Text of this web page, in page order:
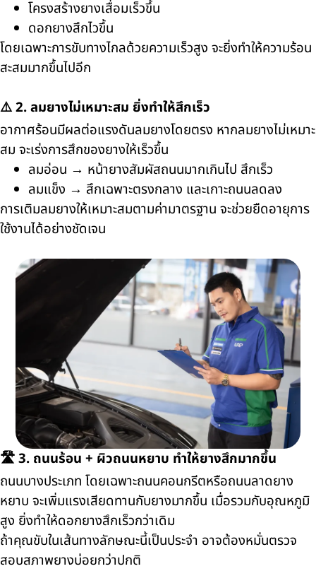
โครงสร้างยางเสื่อมเร็วขึ้น
ดอกยางสึกไวขึ้น
โดยเฉพาะการขับทางไกลด้วยความเร็วสูง จะยิ่งทำให้ความร้อน
สะสมมากขึ้นไปอีก
⚠️ 2. ลมยางไม่เหมาะสม ยิ่งทำให้สึกเร็ว
อากาศร้อนมีผลต่อแรงดันลมยางโดยตรง หากลมยางไม่เหมาะ
สม จะเร่งการสึกของยางให้เร็วขึ้น
ลมอ่อน → หน้ายางสัมผัสถนนมากเกินไป สึกเร็ว
ลมแข็ง → สึกเฉพาะตรงกลาง และเกาะถนนลดลง
การเติมลมยางให้เหมาะสมตามค่ามาตรฐาน จะช่วยยืดอายุการ
ใช้งานได้อย่างชัดเจน
🛣️ 3. ถนนร้อน + ผิวถนนหยาบ ทำให้ยางสึกมากขึ้น
ถนนบางประเภท โดยเฉพาะถนนคอนกรีตหรือถนนลาดยาง
หยาบ จะเพิ่มแรงเสียดทานกับยางมากขึ้น เมื่อรวมกับอุณหภูมิ
สูง ยิ่งทำให้ดอกยางสึกเร็วกว่าเดิม
ถ้าคุณขับในเส้นทางลักษณะนี้เป็นประจำ อาจต้องหมั่นตรวจ
สอบสภาพยางบ่อยกว่าปกติ